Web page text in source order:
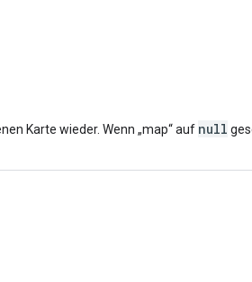
Karte wieder. Wenn „map“ auf null